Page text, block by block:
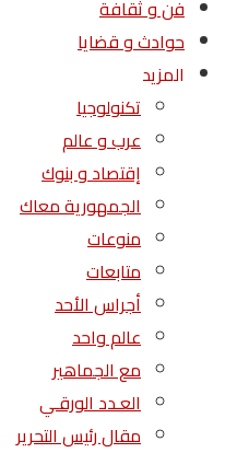
فن و ثقافة
حوادث و قضايا
المزيد
تكنولوجيا
عرب و عالم
إقتصاد و بنوك
الجمهورية معاك
منوعات
متابعات
أجراس الأحد
عالم واحد
مع الجماهير
العـدد الورقـي
مقال رئيس التحرير